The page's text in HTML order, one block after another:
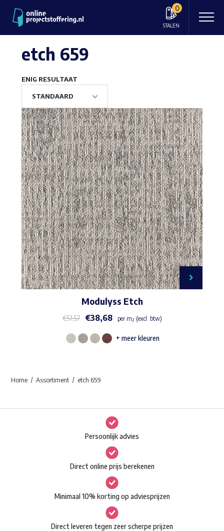
0
STALEN
Waar ben je naar op zoek?
etch 659
ENIG RESULTAAT
Modulyss Etch
€51,57 €38,68 per m² (excl. btw)
Dit
Deze
optie
kan
gekozen
worden
op
de
productpagina
+ meer kleuren
Home Assortiment etch 659
Persoonlijk advies
Direct online prijs berekenen
Minimaal 10% korting op adviesprijzen
Direct leveren tegen zeer scherpe prijzen